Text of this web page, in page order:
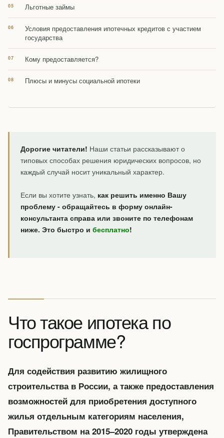
Льготные займы
Условия предоставления ипотечных кредитов с участием
государства
Кому предоставляется?
Плюсы и минусы социальной ипотеки
Дорогие читатели! Наши статьи рассказывают о
типовых способах решения юридических вопросов, но
каждый случай носит уникальный характер.
Если вы хотите узнать, как решить именно Вашу
проблему - обращайтесь в форму онлайн-
консультанта справа или звоните по телефонам
ниже. Это быстро и бесплатно!
Что такое ипотека по
госпрограмме?
Для содействия развитию жилищного
строительства в России, а также предоставления
возможностей для приобретения доступного
жилья отдельным категориям населения,
Правительством на 2015–2020 годы утверждена